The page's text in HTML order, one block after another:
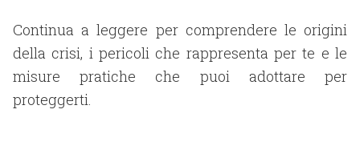
Continua a leggere per comprendere le origini
della crisi, i pericoli che rappresenta per te e le
misure pratiche che puoi adottare per
proteggerti.